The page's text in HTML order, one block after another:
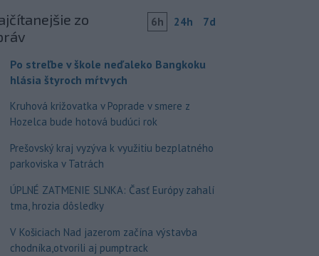
zo
6h 24h 7d
Po streľbe v škole neďaleko Bangkoku
hlásia štyroch mŕtvych
Kruhová križovatka v Poprade v smere z
Hozelca bude hotová budúci rok
Prešovský kraj vyzýva k využitiu bezplatného
parkoviska v Tatrách
ÚPLNÉ ZATMENIE SLNKA: Časť Európy zahalí
tma, hrozia dôsledky
V Košiciach Nad jazerom začína výstavba
chodníka,otvorili aj pumptrack